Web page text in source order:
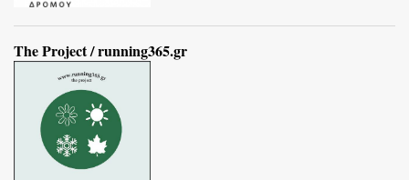
The Project / running365.gr